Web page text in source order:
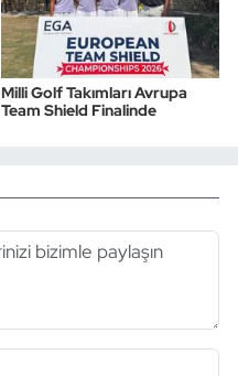
Milli Golf Takımları Avrupa
Team Shield Finalinde